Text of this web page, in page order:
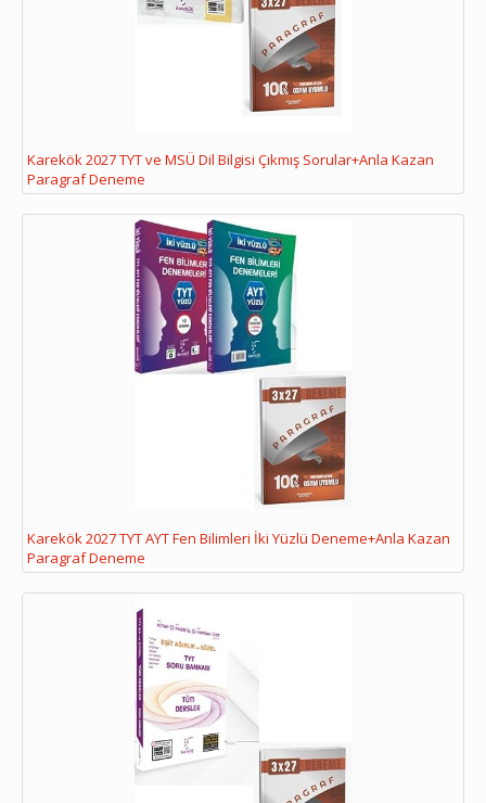
Karekök 2027 TYT ve MSÜ Dil Bilgisi Çıkmış Sorular+Anla Kazan
Paragraf Deneme
Karekök 2027 TYT AYT Fen Bilimleri İki Yüzlü Deneme+Anla Kazan
Paragraf Deneme